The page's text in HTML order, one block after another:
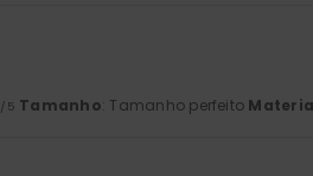
/5 Tamanho: Tamanho perfeito